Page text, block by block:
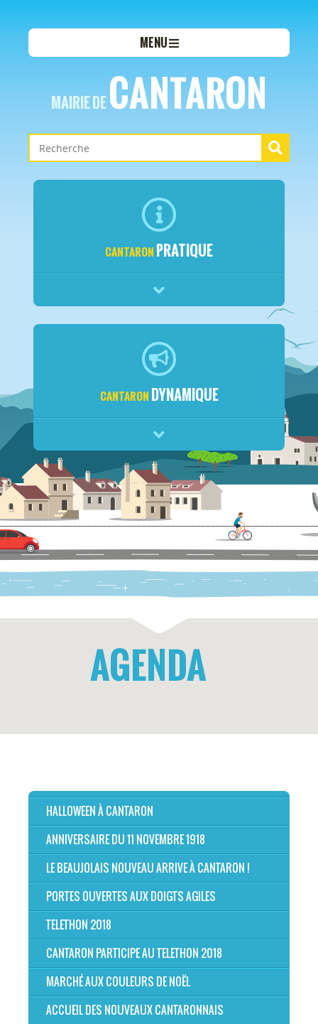
MENU
MAIRIE DECANTARON
CANTARON PRATIQUE
CANTARON DYNAMIQUE
AGENDA
HALLOWEEN À CANTARON
ANNIVERSAIRE DU 11 NOVEMBRE 1918
LE BEAUJOLAIS NOUVEAU ARRIVE À CANTARON !
PORTES OUVERTES AUX DOIGTS AGILES
TELETHON 2018
CANTARON PARTICIPE AU TELETHON 2018
MARCHÉ AUX COULEURS DE NOËL
ACCUEIL DES NOUVEAUX CANTARONNAIS